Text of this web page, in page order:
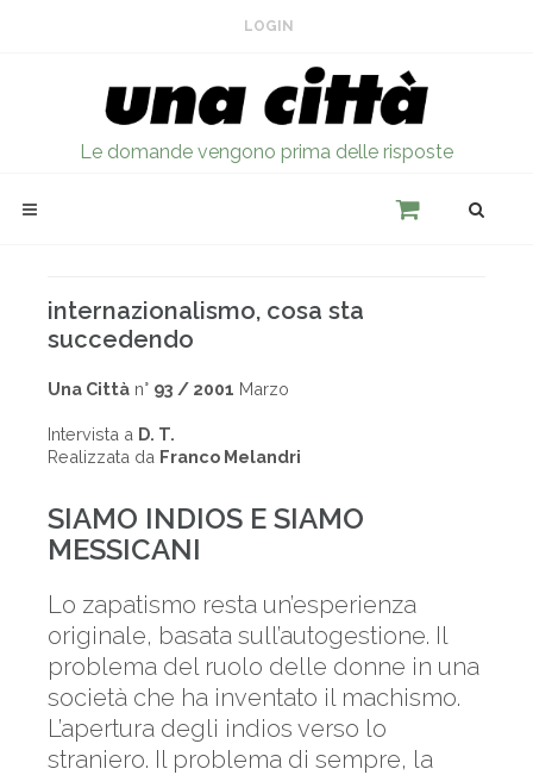
LOGIN
Le domande vengono prima delle risposte
internazionalismo, cosa sta
succedendo
Una Città n° 93 / 2001 Marzo
Intervista a D. T.
Realizzata da Franco Melandri
SIAMO INDIOS E SIAMO
MESSICANI
Lo zapatismo resta un’esperienza
originale, basata sull’autogestione. Il
problema del ruolo delle donne in una
società che ha inventato il machismo.
L’apertura degli indios verso lo
straniero. Il problema di sempre, la